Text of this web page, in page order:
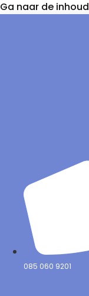
Ga naar de inhoud
085 060 9201